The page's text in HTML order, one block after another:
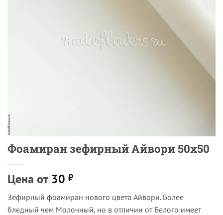
Фоамиран зефирный Айвори 50х50
Цена от 30 ₽
Зефирный фоамиран нового цвета Айвори. Более
бледный чем Молочный, но в отличии от Белого имеет